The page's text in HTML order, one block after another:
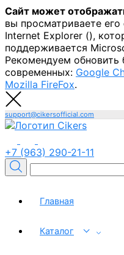
Сайт может
вы просматриваете его
Internet Explorer (),
поддерживается
Рекомендуем обновить
современных: Google
Mozilla FireFox.
support@cikersofficial.com
+7 (963) 290-21-11
Главная
Каталог